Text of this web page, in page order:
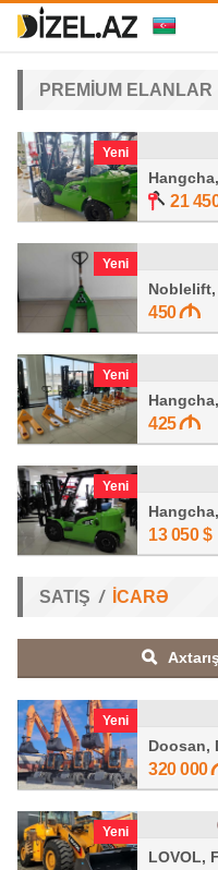
PREMİUM ELANLAR
Yeni
21
Yeni
Noblelift,
450
Yeni
425
Yeni
13 050 $
SATIŞ İCARƏ
Yeni
Doosan,
320 000
Yeni
LOVOL,